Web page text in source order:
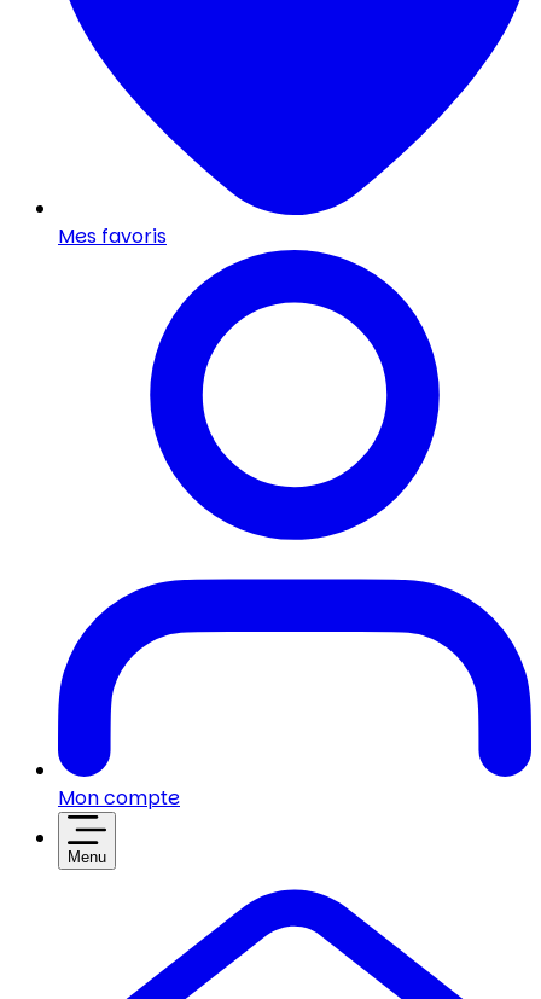
Mes favoris
Mon compte
Menu